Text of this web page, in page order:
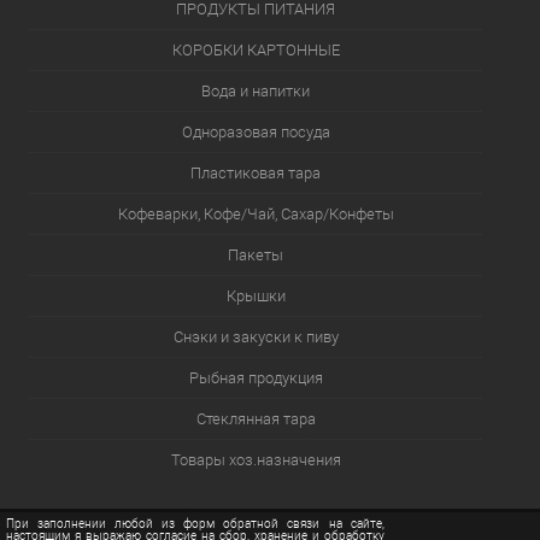
ПРОДУКТЫ ПИТАНИЯ
КОРОБКИ КАРТОННЫЕ
Вода и напитки
Одноразовая посуда
Пластиковая тара
Кофеварки, Кофе/Чай, Сахар/Конфеты
Пакеты
Крышки
Снэки и закуски к пиву
Рыбная продукция
Стеклянная тара
Товары хоз.назначения
При заполнении любой из форм обратной связи на сайте,
настоящим я выражаю согласие на сбор, хранение и обработку